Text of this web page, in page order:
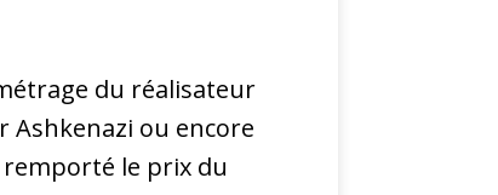
du réalisateur
Ashkenazi ou encore
remporté le prix du